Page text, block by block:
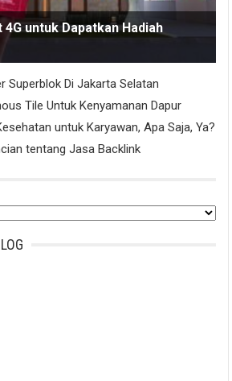
untuk Dapatkan Hadiah
Superblok Di Jakarta Selatan
Tile Untuk Kenyamanan Dapur
untuk Karyawan, Apa Saja, Ya?
tentang Jasa Backlink